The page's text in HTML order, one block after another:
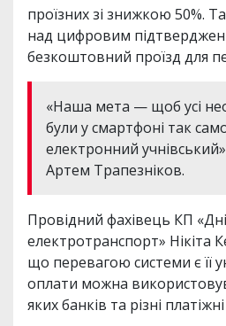
проїзних зі знижкою 50%.
над цифровим
безкоштовний проїзд для
«Наша мета — щоб усі
були у смартфоні так
електронний
Артем Трапезніков.
Провідний фахівець КП
електротранспорт» Нікіта
що перевагою системи є її
оплати можна
яких банків та різні